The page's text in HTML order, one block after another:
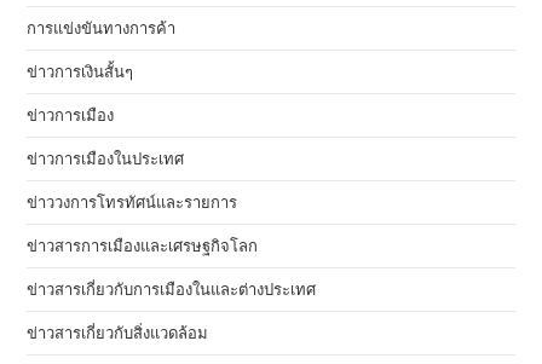
การแข่งขันทางการค้า
ข่าวการเงินสั้นๆ
ข่าวการเมือง
ข่าวการเมืองในประเทศ
ข่าววงการโทรทัศน์และรายการ
ข่าวสารการเมืองและเศรษฐกิจโลก
ข่าวสารเกี่ยวกับการเมืองในและต่างประเทศ
ข่าวสารเกี่ยวกับสิ่งแวดล้อม